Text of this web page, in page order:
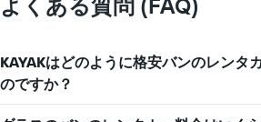
ン
ー
の
平
軸
は、
レ
タ
よくある質問 (FAQ)
KAYAKはどのように格安バンのレンタ
のですか？